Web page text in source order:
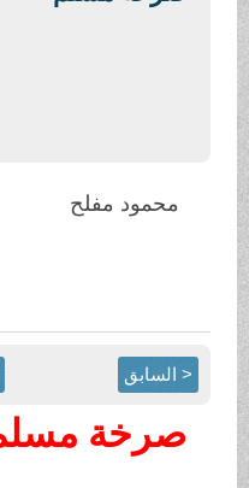
مفلح
مسلم